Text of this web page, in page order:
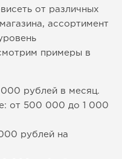
от различных
ассортимент
примеры в
рублей в месяц.
от 500 000 до 1 000
рублей на